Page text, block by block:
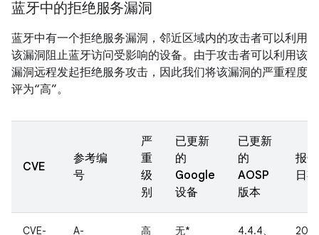
蓝牙中的拒绝服务漏洞
蓝牙中有一个拒绝服务漏洞，邻近区域内的攻击者可以利用
该漏洞阻止蓝牙访问受影响的设备。由于攻击者可以利用该
漏洞远程发起拒绝服务攻击，因此我们将该漏洞的严重程度
评为“高”。
CVE
参考编
号
严
重
级
别
已更新
的
Google
设备
已更新
的
AOSP
版本
报告
日期
CVE- A- 高 无* 4.4.4、 2014